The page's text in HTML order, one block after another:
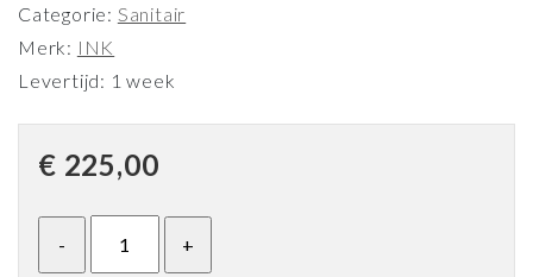
Categorie: Sanitair
Merk: INK
Levertijd: 1 week
€ 225,00